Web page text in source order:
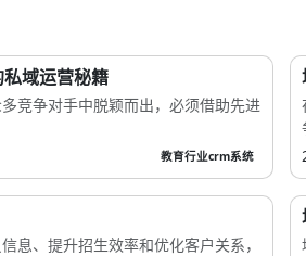
域运营秘籍
竞争对手中脱颖而出，必须借助先进
教育行业crm系统
息、提升招生效率和优化客户关系，